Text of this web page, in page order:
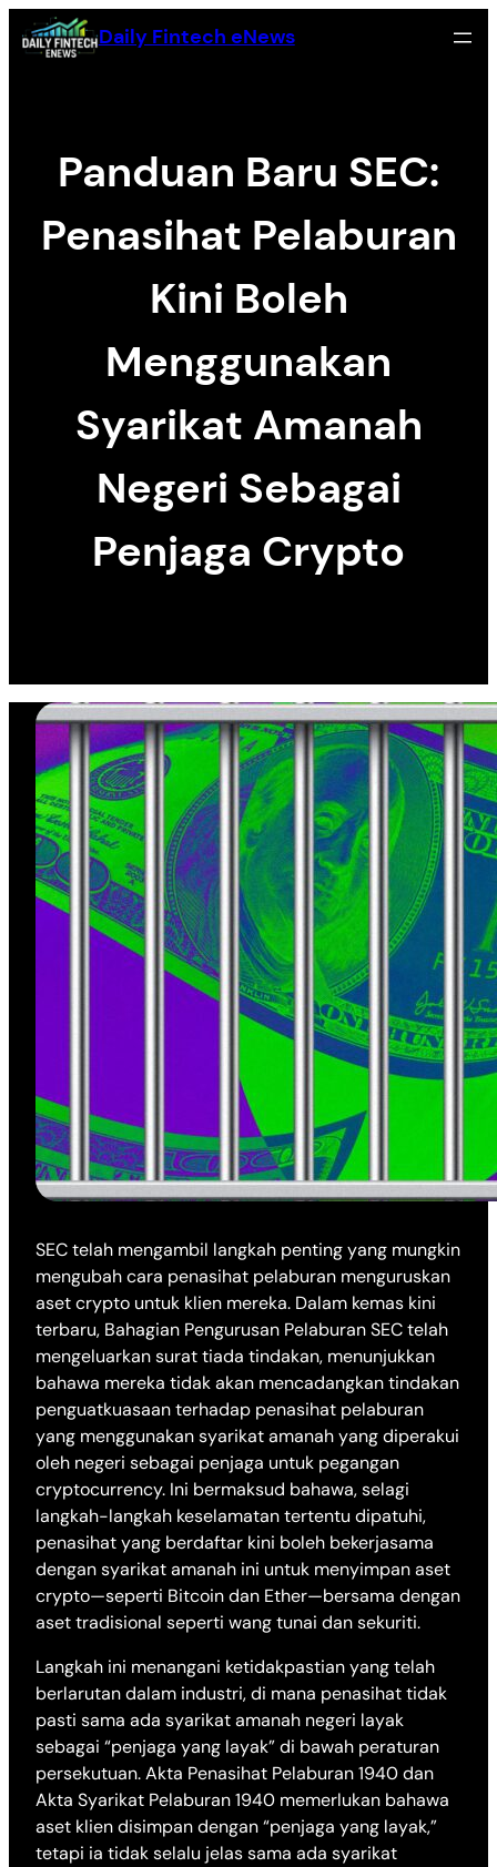
Skip
to
Daily Fintech eNews
Panduan Baru SEC:
Penasihat Pelaburan
Kini Boleh
Menggunakan
Syarikat Amanah
Negeri Sebagai
Penjaga Crypto
SEC telah mengambil langkah penting yang mungkin
mengubah cara penasihat pelaburan menguruskan
aset crypto untuk klien mereka. Dalam kemas kini
terbaru, Bahagian Pengurusan Pelaburan SEC telah
mengeluarkan surat tiada tindakan, menunjukkan
bahawa mereka tidak akan mencadangkan tindakan
penguatkuasaan terhadap penasihat pelaburan
yang menggunakan syarikat amanah yang diperakui
oleh negeri sebagai penjaga untuk pegangan
cryptocurrency. Ini bermaksud bahawa, selagi
langkah-langkah keselamatan tertentu dipatuhi,
penasihat yang berdaftar kini boleh bekerjasama
dengan syarikat amanah ini untuk menyimpan aset
crypto—seperti Bitcoin dan Ether—bersama dengan
aset tradisional seperti wang tunai dan sekuriti.
Langkah ini menangani ketidakpastian yang telah
berlarutan dalam industri, di mana penasihat tidak
pasti sama ada syarikat amanah negeri layak
sebagai “penjaga yang layak” di bawah peraturan
persekutuan. Akta Penasihat Pelaburan 1940 dan
Akta Syarikat Pelaburan 1940 memerlukan bahawa
aset klien disimpan dengan “penjaga yang layak,”
tetapi ia tidak selalu jelas sama ada syarikat